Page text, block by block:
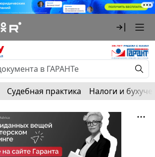
Судебная практика Налоги и